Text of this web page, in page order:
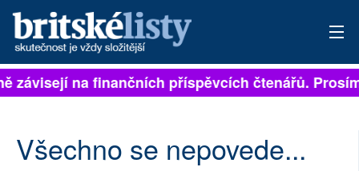
PŘIHLÁSIT
ARCHIV
závisejí na finančních příspěvcích čtenářů.
Všechno se nepovede...